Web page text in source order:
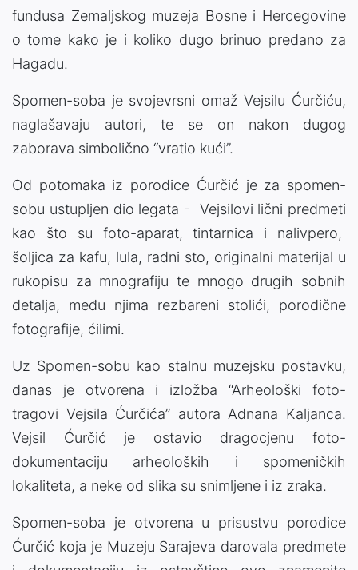
fundusa Zemaljskog muzeja Bosne i Hercegovine
o tome kako je i koliko dugo brinuo predano za
Hagadu.
Spomen-soba je svojevrsni omaž Vejsilu Ćurčiću,
naglašavaju autori, te se on nakon dugog
zaborava simbolično “vratio kući”.
Od potomaka iz porodice Ćurčić je za spomen-
sobu ustupljen dio legata - Vejsilovi lični predmeti
kao što su foto-aparat, tintarnica i nalivpero,
šoljica za kafu, lula, radni sto, originalni materijal u
rukopisu za mnografiju te mnogo drugih sobnih
detalja, među njima rezbareni stolići, porodične
fotografije, ćilimi.
Uz Spomen-sobu kao stalnu muzejsku postavku,
danas je otvorena i izložba “Arheološki foto-
tragovi Vejsila Ćurčića” autora Adnana Kaljanca.
Vejsil Ćurčić je ostavio dragocjenu foto-
dokumentaciju arheoloških i spomeničkih
lokaliteta, a neke od slika su snimljene i iz zraka.
Spomen-soba je otvorena u prisustvu porodice
Ćurčić koja je Muzeju Sarajeva darovala predmete